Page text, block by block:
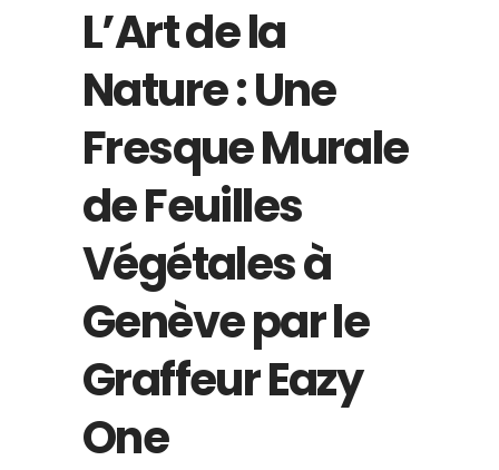
L’Art de la
Nature : Une
Fresque Murale
de Feuilles
Végétales à
Genève par le
Graffeur Eazy
One